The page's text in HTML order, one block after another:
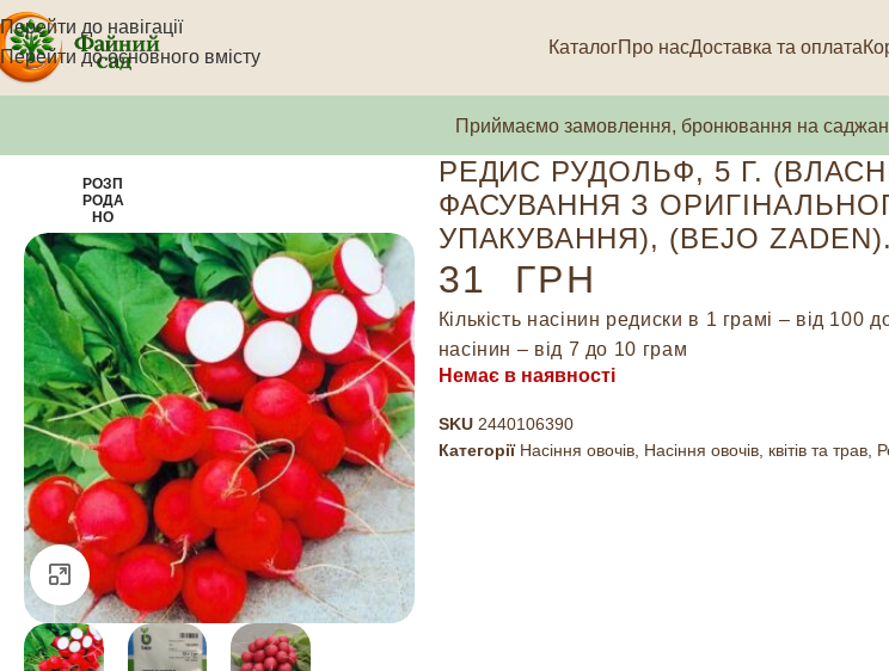
Перейти до навігації
Перейти до основного вмісту
КаталогПро насДоставка та оплата
Приймаємо замовлення, бронювання на
РОЗП
РОДА
НО
Натисніть, щоб збільшити
РЕДИС РУДОЛЬФ, 5 Г.
ФАСУВАННЯ З
УПАКУВАННЯ), (BEJO ZADEN).
31 ГРН
Кількість насінин редиски в 1 грамі – від 100
насінин – від 7 до 10 грам
Немає в наявності
SKU 2440106390
Категорії Насіння овочів, Насіння овочів, квітів та трав,